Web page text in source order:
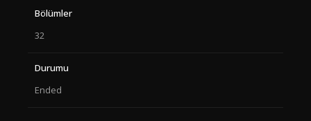
Bölümler
32
Durumu
Ended